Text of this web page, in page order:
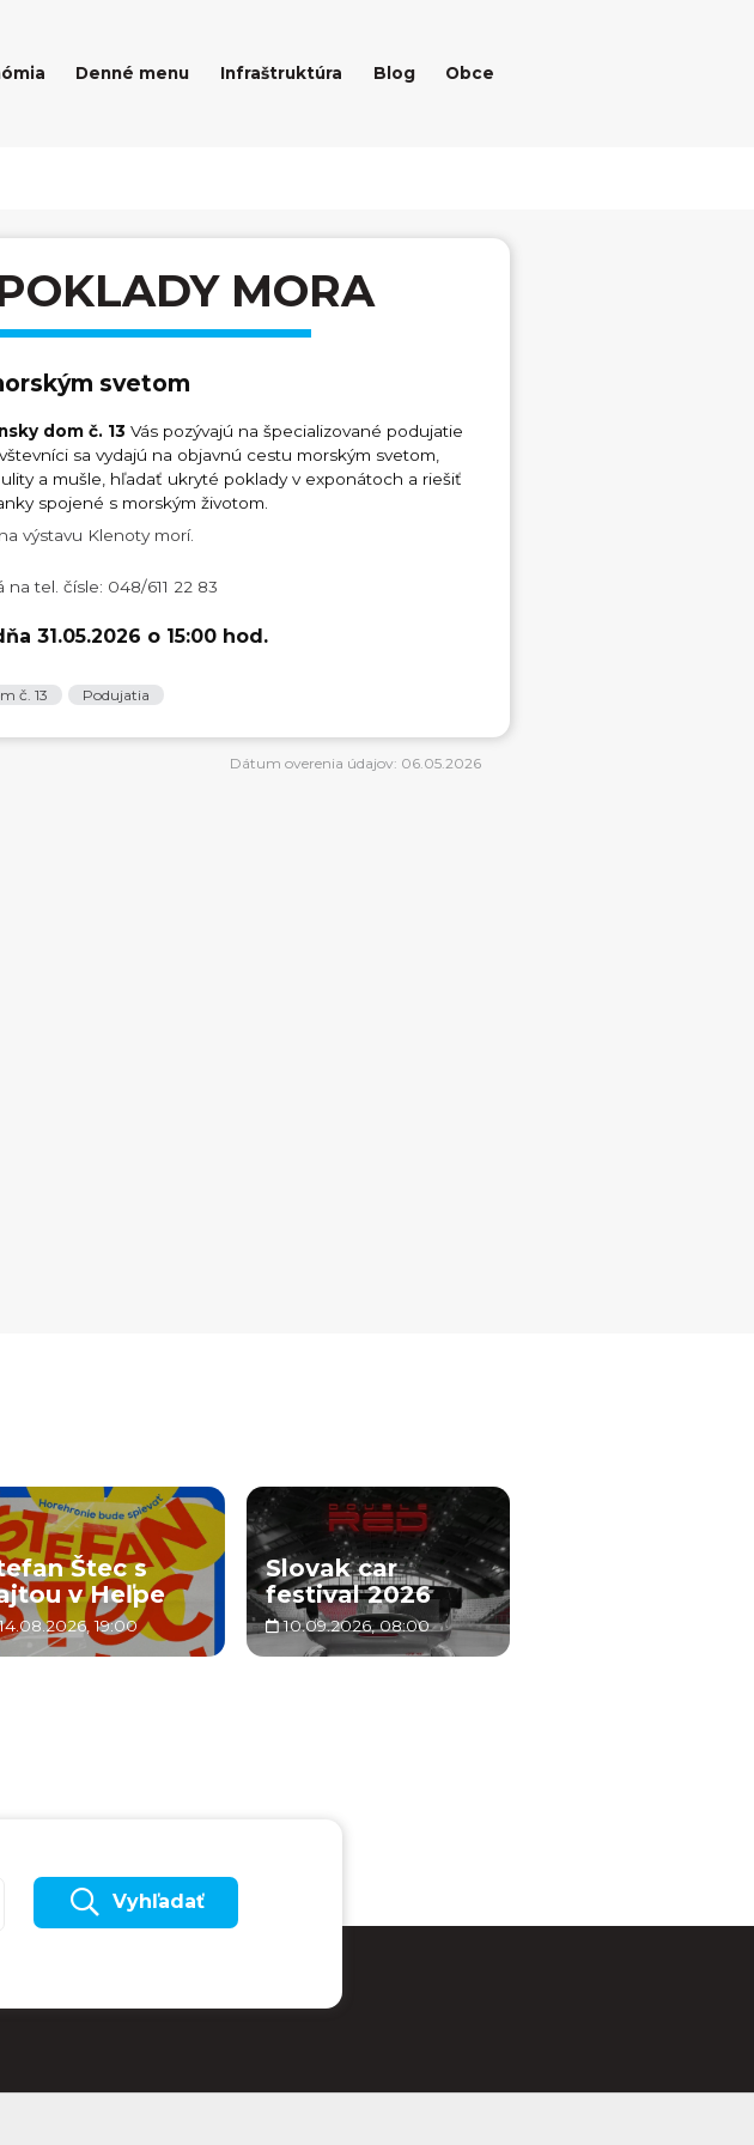
Denné menu Infraštruktúra Blog Obce
MORA
svetom
dom č. 13 Vás pozývajú na špecializované podujatie
sa vydajú na objavnú cestu morským svetom,
a mušle, hľadať ukryté poklady v exponátoch a riešiť
spojené s morským životom.
výstavu Klenoty morí.
tel. čísle: 048/611 22 83
31.05.2026 o 15:00 hod.
č. 13 Podujatia
Dátum overenia údajov: 06.05.2026
Štec s
v Heľpe
19:00
Slovak car
festival 2026
10.09.2026, 08:00
Vyhľadať